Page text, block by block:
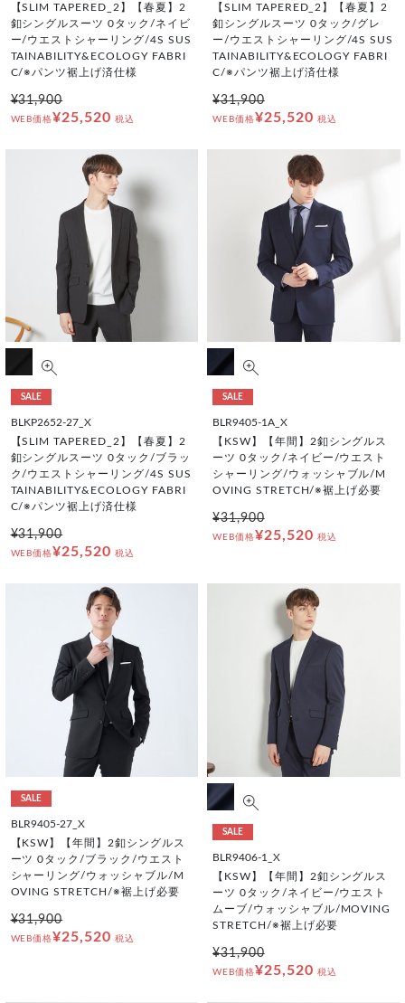
【SLIM TAPERED_2】【春夏】2
釦シングルスーツ 0タック/ネイビ
ー/ウエストシャーリング/4S SUS
TAINABILITY&ECOLOGY FABRI
C/※パンツ裾上げ済仕様
¥31,900
WEB価格¥25,520 税込
【SLIM TAPERED_2】【春夏】2
釦シングルスーツ 0タック/グレ
ー/ウエストシャーリング/4S SUS
TAINABILITY&ECOLOGY FABRI
C/※パンツ裾上げ済仕様
¥31,900
WEB価格¥25,520 税込
SALE
BLKP2652-27_X
【SLIM TAPERED_2】【春夏】2
釦シングルスーツ 0タック/ブラッ
ク/ウエストシャーリング/4S SUS
TAINABILITY&ECOLOGY FABRI
C/※パンツ裾上げ済仕様
¥31,900
WEB価格¥25,520 税込
SALE
BLR9405-1A_X
【KSW】【年間】2釦シングルス
ーツ 0タック/ネイビー/ウエスト
シャーリング/ウォッシャブル/M
OVING STRETCH/※裾上げ必要
¥31,900
WEB価格¥25,520 税込
SALE
BLR9405-27_X
【KSW】【年間】2釦シングルス
ーツ 0タック/ブラック/ウエスト
シャーリング/ウォッシャブル/M
OVING STRETCH/※裾上げ必要
¥31,900
WEB価格¥25,520 税込
SALE
BLR9406-1_X
【KSW】【年間】2釦シングルス
ーツ 0タック/ネイビー/ウエスト
ムーブ/ウォッシャブル/MOVING
STRETCH/※裾上げ必要
¥31,900
WEB価格¥25,520 税込